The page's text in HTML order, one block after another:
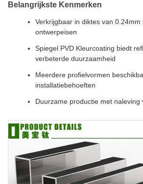
Belangrijkste Kenmerken
Verkrijgbaar in diktes van
ontwerpeisen
Spiegel PVD Kleurcoating biedt
verbeterde duurzaamheid
Meerdere profielvormen
installatiebehoeften
Duurzame productie met naleving